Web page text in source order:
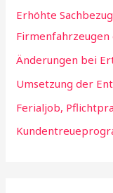
f
o
r
:
Erhöhte
Änderungen bei
Umsetzung der
Ferialjob,